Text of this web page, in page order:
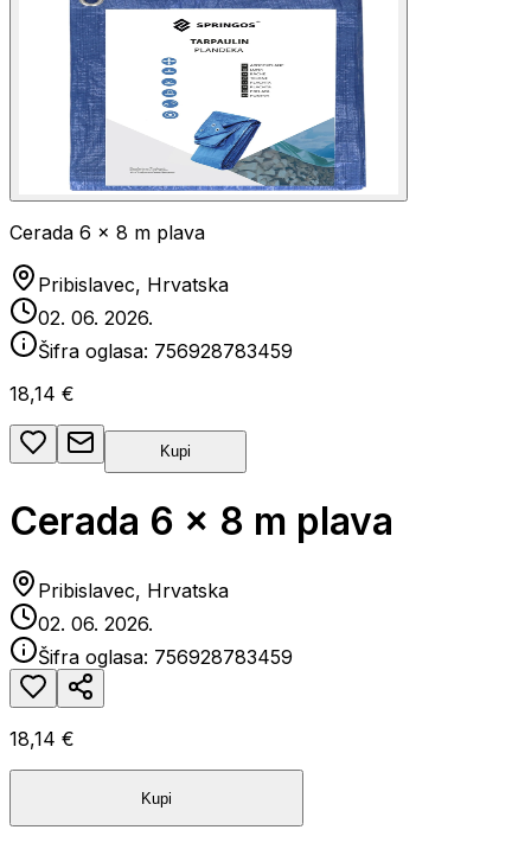
Cerada 6 x 8 m plava
Pribislavec, Hrvatska
02. 06. 2026.
Šifra oglasa: 756928783459
18,14 €
Kupi
Cerada 6 x 8 m plava
Pribislavec, Hrvatska
02. 06. 2026.
Šifra oglasa: 756928783459
18,14 €
Kupi